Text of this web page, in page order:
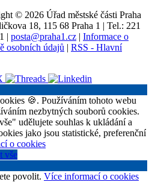
© 2026 Úřad městské části Praha
18, 115 68 Praha 1 | Tel.: 221
| posta@praha1.cz | Informace o
osobních údajů | RSS - Hlavní
🍪. Používáním tohoto webu
nezbytných souborů cookies.
udělujete souhlas k ukládání a
jako jsou statistické, preferenční
o cookies
vše
povolit. Více informací o cookies